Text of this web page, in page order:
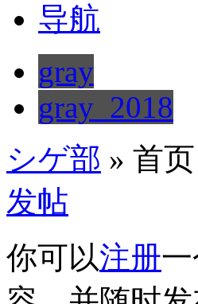
导航
gray
gray_2018
シゲ部 » 首页
发帖
你可以注册